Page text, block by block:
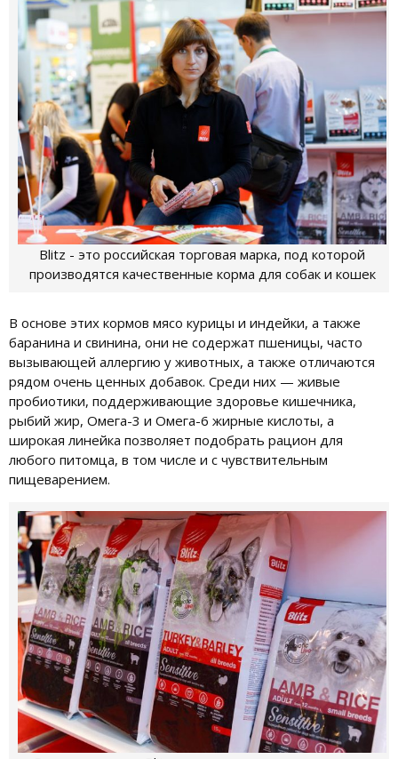
Blitz - это российская торговая марка, под которой
производятся качественные корма для собак и кошек
В основе этих кормов мясо курицы и индейки, а также
баранина и свинина, они не содержат пшеницы, часто
вызывающей аллергию у животных, а также отличаются
рядом очень ценных добавок. Среди них — живые
пробиотики, поддерживающие здоровье кишечника,
рыбий жир, Омега-3 и Омега-6 жирные кислоты, а
широкая линейка позволяет подобрать рацион для
любого питомца, в том числе и с чувствительным
пищеварением.